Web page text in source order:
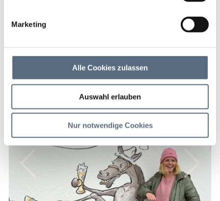
Marketing
Alle Cookies zulassen
Auswahl erlauben
Nur notwendige Cookies
Lenggries
geschlossen
Alte Mulistation - Apres Ski & Events neben der
2026